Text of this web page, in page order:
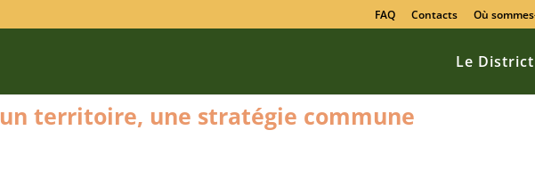
FAQ Contacts Où
Le District
un territoire, une stratégie commune